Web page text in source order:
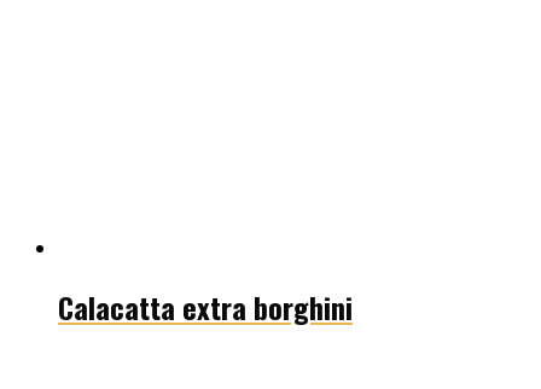
Calacatta extra borghini